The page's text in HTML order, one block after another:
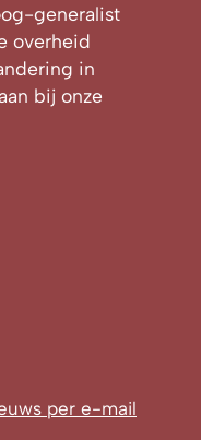
generalist
overheid
in
bij onze
per e-mail